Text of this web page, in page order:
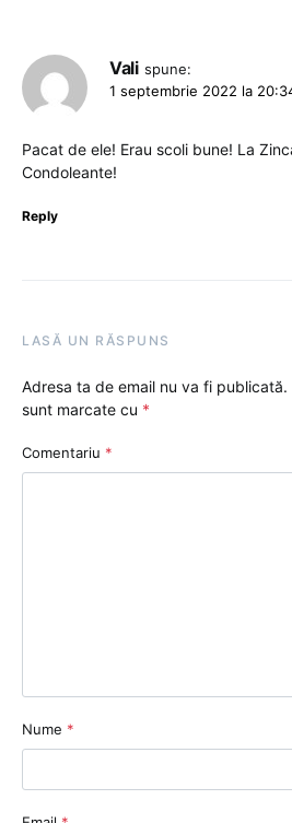
Vali spune:
1 septembrie 2022 la
Pacat de ele! Erau scoli bune! La
Condoleante!
Reply
LASĂ UN RĂSPUNS
Adresa ta de email nu va fi publicată.
sunt marcate cu *
Comentariu *
Nume *